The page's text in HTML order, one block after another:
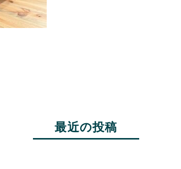
最近の投稿